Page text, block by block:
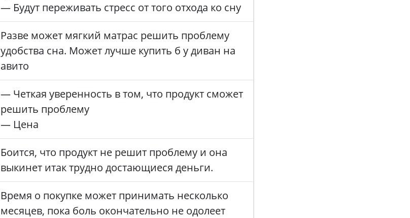
— Будут переживать стресс от того отхода ко сну
Разве может мягкий матрас решить проблему
удобства сна. Может лучше купить б у диван на
авито
— Четкая уверенность в том, что продукт сможет
решить проблему
— Цена
Боится, что продукт не решит проблему и она
выкинет итак трудно достающиеся деньги.
Время о покупке может принимать несколько
месяцев, пока боль окончательно не одолеет